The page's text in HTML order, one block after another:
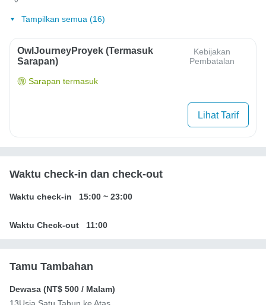
Tampilkan semua (16)
OwlJourneyProyek (Termasuk
Sarapan)
Kebijakan
Pembatalan
Sarapan termasuk
Lihat Tarif
Waktu check-in dan check-out
Waktu check-in 15:00 ~ 23:00
Waktu Check-out 11:00
Tamu Tambahan
Dewasa (NT$ 500 / Malam)